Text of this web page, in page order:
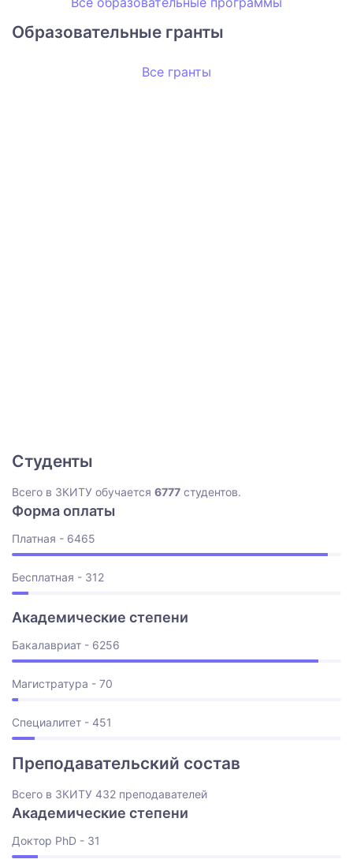
Образовательные гранты
Все гранты
Студенты
Всего в ЗКИТУ обучается 6777 студентов.
Форма оплаты
Платная - 6465
Бесплатная - 312
Академические степени
Бакалавриат - 6256
Магистратура - 70
Специалитет - 451
Преподавательский состав
Всего в ЗКИТУ 432 преподавателей
Академические степени
Доктор PhD - 31